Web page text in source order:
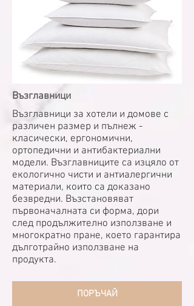
Възглавници
Възглавници за хотели и домове с
различен размер и пълнеж -
класически, ергономични,
ортопедични и антибактериални
модели. Възглавниците са изцяло от
екологично чисти и антиалергични
материали, които са доказано
безвредни. Възстановяват
първоначалната си форма, дори
след продължително използване и
многократно пране, което гарантира
дълготрайно използване на
продукта.
ПОРЪЧАЙ